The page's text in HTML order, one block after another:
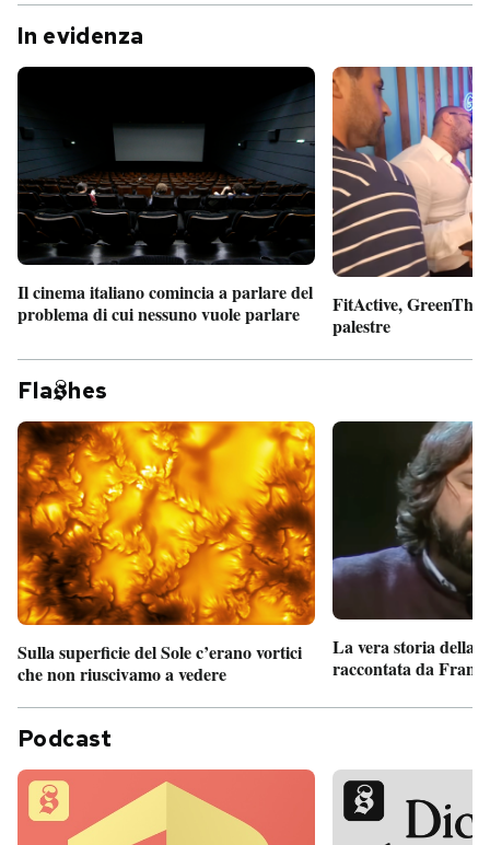
In evidenza
Il cinema italiano comincia a parlare del
problema di cui nessuno vuole parlare
FitActive,
palestre
Fla hes
Sulla superficie del Sole c’erano vortici
che non riuscivamo a vedere
La vera storia della
raccontata da
Podcast